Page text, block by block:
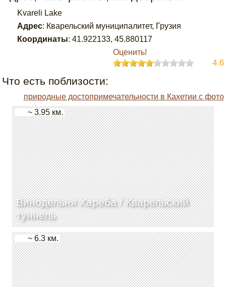
Kvareli Lake
Адрес: Кварельский муниципалитет, Грузия
Координаты: 41.922133,45.880117
Оценить!
4.6
Что есть поблизости:
природные достопримечательности в Кахетии с фото
Винодельня Хареба / Кварельский
туннель
~ 3.95 км.
~ 6.3 км.